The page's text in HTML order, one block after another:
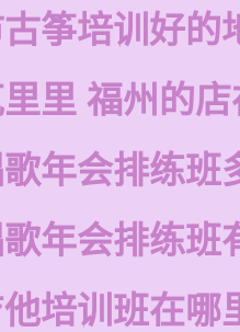
筝培训好的
里 福州的
年会排练班
年会排练班
培训班在哪